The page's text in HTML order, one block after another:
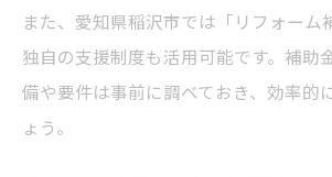
また、愛知県稲沢市では「リフォーム
独自の支援制度も活用可能です。補助
備や要件は事前に調べておき、効率的
ょう。